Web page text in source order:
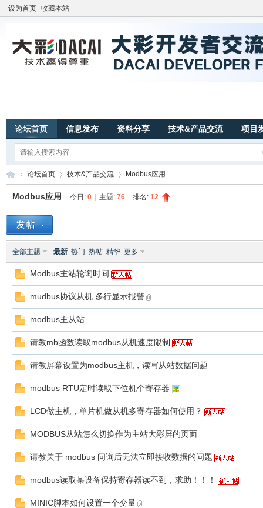
设为首页 收藏本站
论坛首页 信息发布 资料分享 技术&产品交流 项目
»
论坛首页 技术&产品交流 Modbus应用
Modbus应用 今日: 0 主题: 76 排名: 12
全部主题 最新 热门 热帖 精华 更多
Modbus主站轮询时间
mudbus协议从机 多行显示报警
modbus主从站
请教mb函数读取modbus从机速度限制
请教屏幕设置为modbus主机，读写从站数据问题
modbus RTU定时读取下位机个寄存器
LCD做主机，单片机做从机多寄存器如何使用？
MODBUS从站怎么切换作为主站大彩屏的页面
请教关于 modbus 问询后无法立即接收数据的问题
modbus读取某设备保持寄存器读不到，求助！！！
MINIC脚本如何设置一个变量